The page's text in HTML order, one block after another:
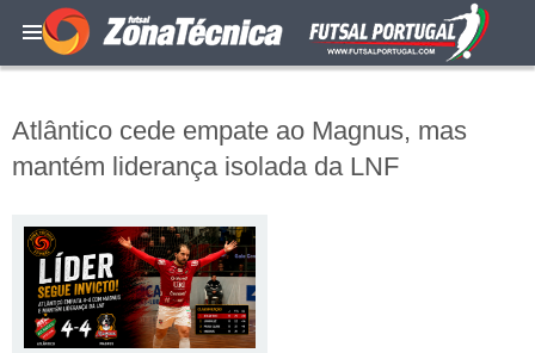
Atlântico cede empate ao Magnus, mas
mantém liderança isolada da LNF